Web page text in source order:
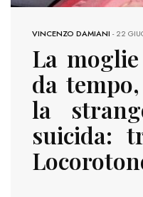
VINCENZO DAMIANI -22
La
da
la
suicida: